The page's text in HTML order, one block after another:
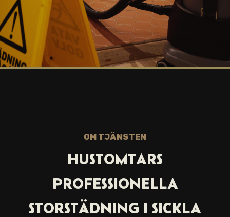
OM TJÄNSTEN
HUSTOMTARS
PROFESSIONELLA
STORSTÄDNING I SICKLA